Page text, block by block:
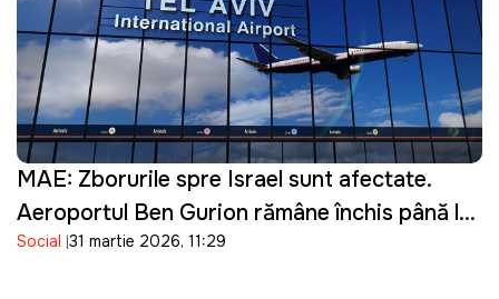
MAE: Zborurile spre Israel sunt afectate.
Aeroportul Ben Gurion rămâne închis până la
16 aprilie
Social 31 martie 2026, 11:29